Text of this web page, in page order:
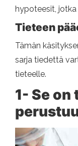
hypoteesit, jotka
Tieteen
Tämän
sarja tiedettä
tieteelle.
1- Se